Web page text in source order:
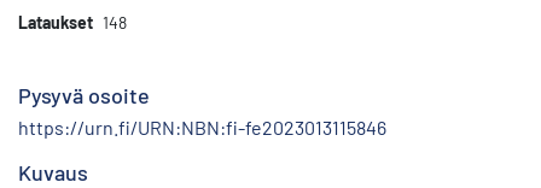
Lataukset 148
Pysyvä osoite
https://urn.fi/URN:NBN:fi-fe2023013115846
Kuvaus